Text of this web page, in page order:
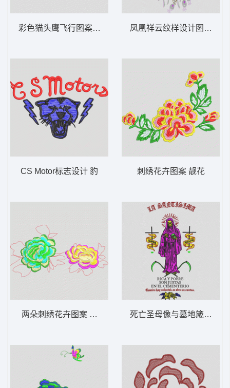
彩色猫头鹰飞行图案 鹰
CS Motor标志设计 豹
两朵刺绣花卉图案 靓花
凤凰祥云纹样设计图 凤凰
刺绣花卉图案 靓花
死亡圣母像与墓地箴言 骷髅